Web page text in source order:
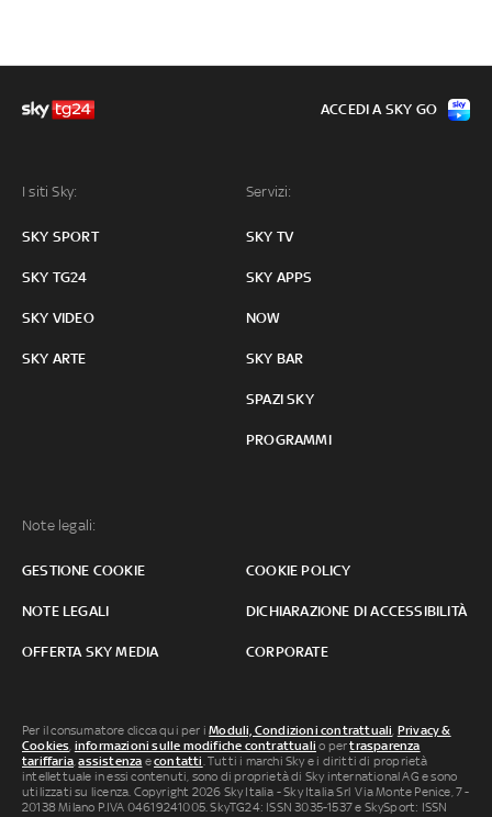
I siti Sky:
SKY SPORT
SKY TG24
SKY VIDEO
SKY ARTE
Servizi:
SKY TV
SKY APPS
NOW
SKY BAR
SPAZI SKY
PROGRAMMI
Note legali:
GESTIONE COOKIE COOKIE POLICY
NOTE LEGALI DICHIARAZIONE DI ACCESSIBILITÀ
OFFERTA SKY MEDIA CORPORATE
ACCEDI A SKY GO
Per il consumatore clicca qui per iModuli, Condizioni contrattuali, Privacy &
Cookies, informazioni sulle modifiche contrattuali o pertrasparenza
tariffaria,assistenza econtatti. Tutti i marchi Sky e i diritti di proprietà
intellettuale in essi contenuti, sono di proprietà di Sky international AG e sono
utilizzati su licenza. Copyright 2026 Sky Italia - Sky Italia Srl Via Monte Penice, 7 -
20138 Milano P.IVA 04619241005. SkyTG24: ISSN 3035-1537 e SkySport: ISSN